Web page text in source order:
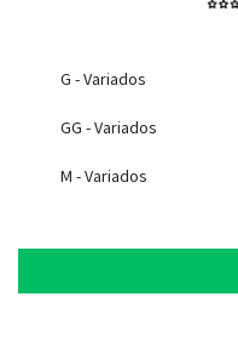
G - Variados
GG - Variados
M - Variados